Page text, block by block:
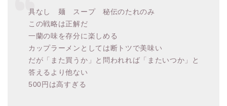
具なし 麺 スープ 秘伝のたれのみ
この戦略は正解だ
一蘭の味を存分に楽しめる
カップラーメンとしては断トツで美味い
だが「また買うか」と問われれば「またいつか」と
答えるより他ない
500円は高すぎる